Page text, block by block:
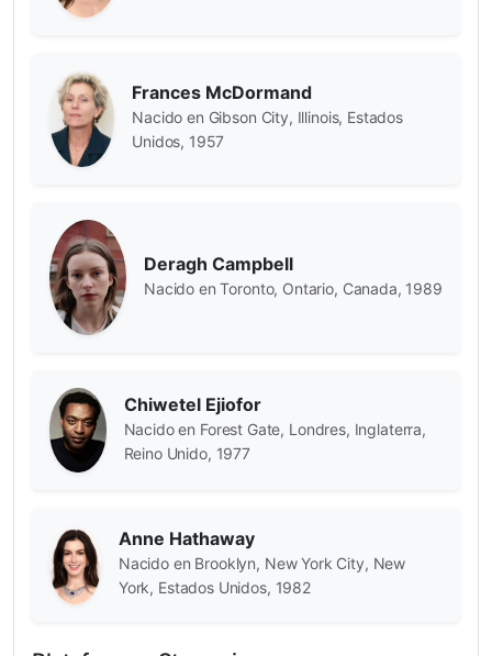
Frances McDormand
Nacido en Gibson City, Illinois, Estados
Unidos, 1957
Deragh Campbell
Nacido en Toronto, Ontario, Canada, 1989
Chiwetel Ejiofor
Nacido en Forest Gate, Londres, Inglaterra,
Reino Unido, 1977
Anne Hathaway
Nacido en Brooklyn, New York City, New
York, Estados Unidos, 1982